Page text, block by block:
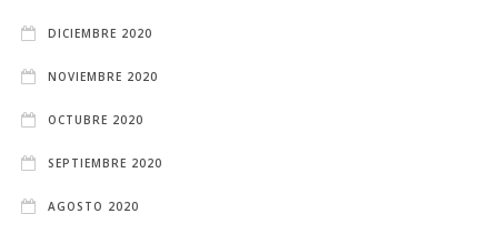
DICIEMBRE 2020
NOVIEMBRE 2020
OCTUBRE 2020
SEPTIEMBRE 2020
AGOSTO 2020